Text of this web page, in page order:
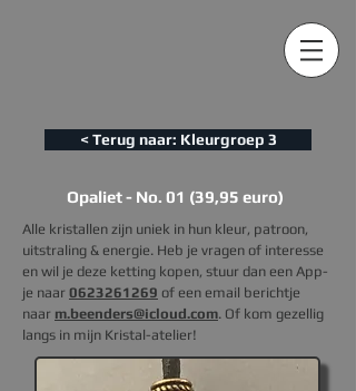
< Terug naar: Kleurgroep 3
Opaliet - No. 01 (39,95 euro)
Alle kristallen zijn uniek in hun kleur, patroon,
uitstraling & energie. Heb je vragen of interesse
en wil je deze ketting kopen, stuur dan een App-
je naar 0623261269 of een email berichtje
naar m.beenders@icloud.com. Of kom gezellig
langs in mijn Kristal-atelier!